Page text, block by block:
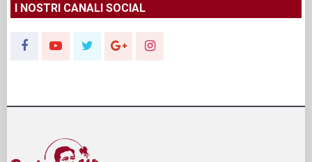
I NOSTRI CANALI SOCIAL